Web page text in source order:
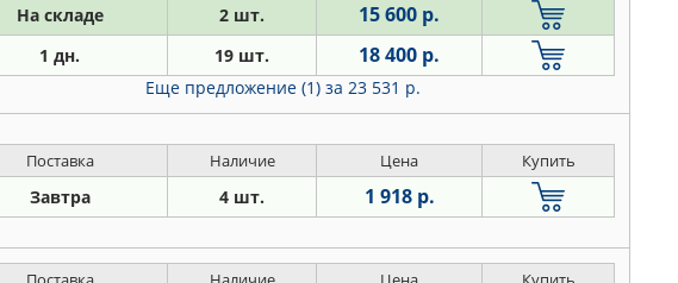
На складе 2 шт. 15 600 р.
1 дн. 19 шт. 18 400 р.
Еще предложение (1) за 23 531 р.
Поставка Наличие Цена Купить
Завтра 4 шт. 1 918 р.